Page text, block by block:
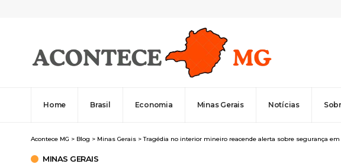
Home Brasil Economia Minas Gerais Notícias
Acontece MG > Blog > Minas Gerais >Tragédia no interior mineiro reacende alerta sobre segurança em
MINAS GERAIS